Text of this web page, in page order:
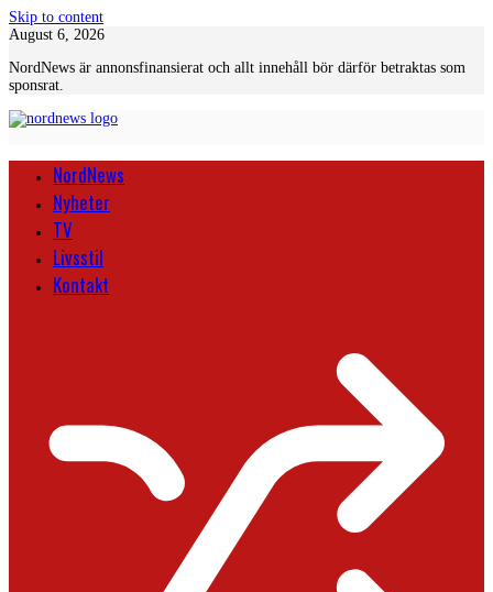
Skip to content
August 6, 2026
NordNews är annonsfinansierat och allt innehåll bör därför betraktas som
sponsrat.
NordNews
Nyheter
TV
Livsstil
Kontakt